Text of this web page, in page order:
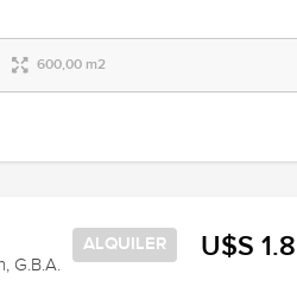
600,00 m2
U$S
ALQUILER
G.B.A.